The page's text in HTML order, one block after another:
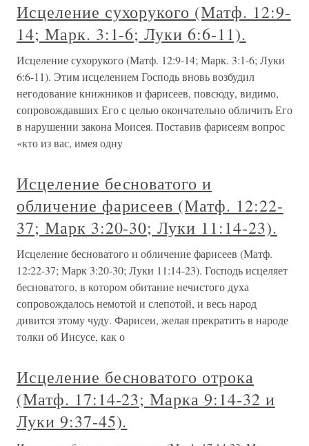
Исцеление сухорукого (Матф. 12:9-
14; Марк. 3:1-6; Луки 6:6-11).
Исцеление сухорукого (Матф. 12:9-14; Марк. 3:1-6; Луки
6:6-11). Этим исцелением Господь вновь возбудил
негодование книжников и фарисеев, повсюду, видимо,
сопровождавших Его с целью окончательно обличить Его
в нарушении закона Моисея. Поставив фарисеям вопрос
«кто из вас, имея одну
Исцеление бесноватого и
обличение фарисеев (Матф. 12:22-
37; Марк 3:20-30; Луки 11:14-23).
Исцеление бесноватого и обличение фарисеев (Матф.
12:22-37; Марк 3:20-30; Луки 11:14-23). Господь исцеляет
бесноватого, в котором обитание нечистого духа
сопровождалось немотой и слепотой, и весь народ
дивится этому чуду. Фарисеи, желая прекратить в народе
толки об Иисусе, как о
Исцеление бесноватого отрока
(Матф. 17:14-23; Марка 9:14-32 и
Луки 9:37-45).